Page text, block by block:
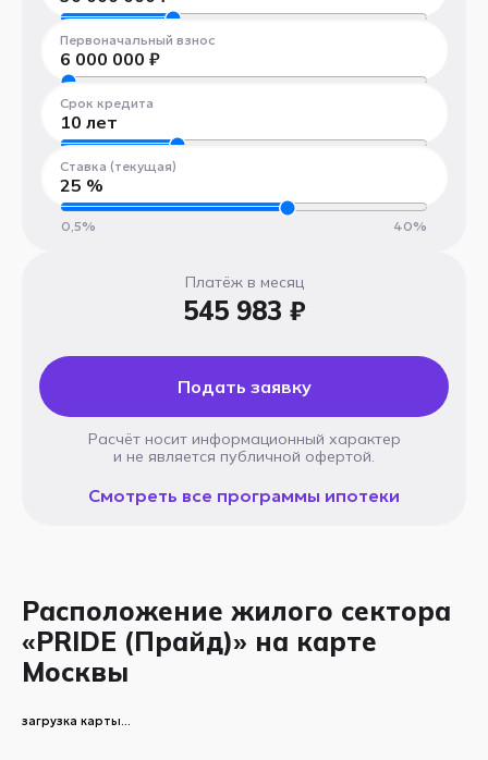
300 000 ₽
Первоначальный взнос
6 000 000 ₽
300 000 ₽
Срок кредита
10 лет
1 год
Ставка (текущая)
25 %
0,5% 40%
Платёж в месяц
545 983 ₽
Подать заявку
Расчёт носит информационный характер
и не является публичной офертой.
Смотреть все программы ипотеки
Расположение жилого сектора
«PRIDE (Прайд)» на карте
Москвы
загрузка карты...